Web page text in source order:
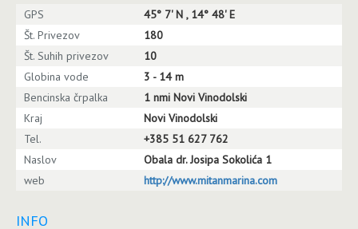
GPS
45° 7' N , 14° 48' E
Št. Privezov
180
Št. Suhih privezov
10
Globina vode
3 - 14 m
Bencinska črpalka
1 nmi Novi Vinodolski
Kraj
Novi Vinodolski
Tel.
+385 51 627 762
Naslov
Obala dr. Josipa Sokolića 1
web
http://www.mitanmarina.com
INFO